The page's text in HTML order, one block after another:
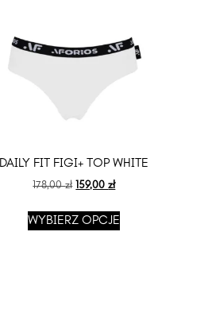
DAILY FIT FIGI+ TOP WHITE
178,00zł 159,00zł
WYBIERZ OPCJE